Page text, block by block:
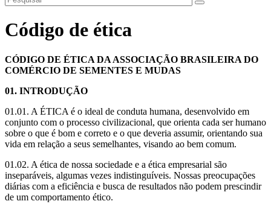
Código de ética
CÓDIGO DE ÉTICA DA ASSOCIAÇÃO BRASILEIRA DO
COMÉRCIO DE SEMENTES E MUDAS
01. INTRODUÇÃO
01.01. A ÉTICA é o ideal de conduta humana, desenvolvido em
conjunto com o processo civilizacional, que orienta cada ser humano
sobre o que é bom e correto e o que deveria assumir, orientando sua
vida em relação a seus semelhantes, visando ao bem comum.
01.02. A ética de nossa sociedade e a ética empresarial são
inseparáveis, algumas vezes indistinguíveis. Nossas preocupações
diárias com a eficiência e busca de resultados não podem prescindir
de um comportamento ético.